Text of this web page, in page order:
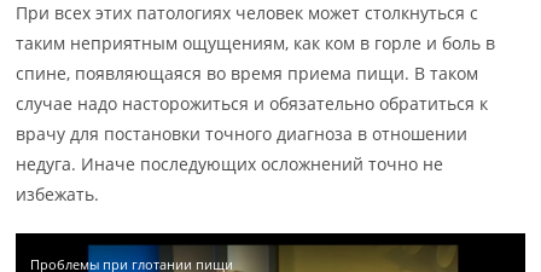
При всех этих патологиях человек может столкнуться с
таким неприятным ощущениям, как ком в горле и боль в
спине, появляющаяся во время приема пищи. В таком
случае надо насторожиться и обязательно обратиться к
врачу для постановки точного диагноза в отношении
недуга. Иначе последующих осложнений точно не
избежать.
Проблемы при глотании пищи